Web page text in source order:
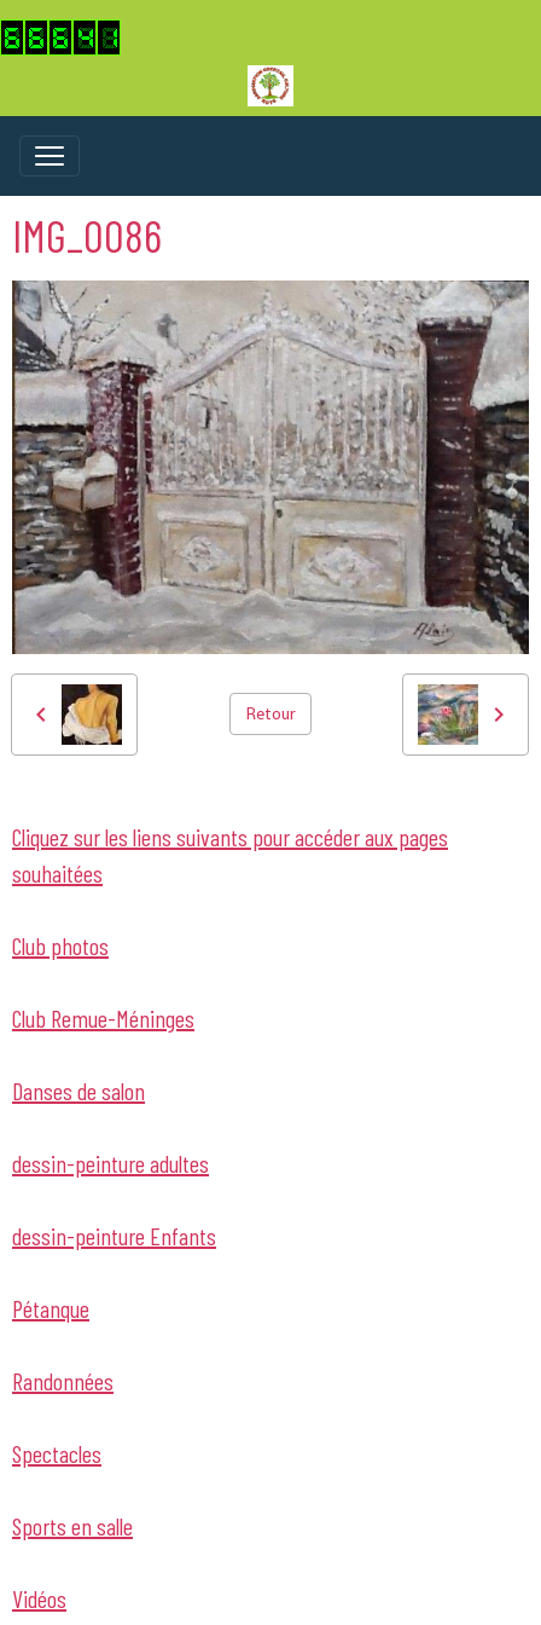
IMG_0086
Retour
Cliquez sur les liens suivants pour accéder aux pages
souhaitées
Club photos
Club Remue-Méninges
Danses de salon
dessin-peinture adultes
dessin-peinture Enfants
Pétanque
Randonnées
Spectacles
Sports en salle
Vidéos